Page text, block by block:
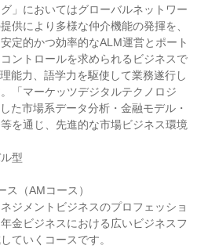
」においてはグローバルネットワー
供により多様な仲介機能の発揮を、
定的かつ効率的なALM運営とポート
ントロールを求められるビジネスで
能力、語学力を駆使して業務遂行し
「マーケッツデジタルテクノロジ
た市場系データ分析・金融モデル・
を通じ、先進的な市場ビジネス環境
型
（AMコース）
ジメントビジネスのプロフェッショ
金ビジネスにおける広いビジネスフ
ていくコースです。